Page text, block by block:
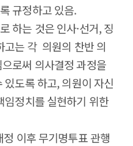
규정하고 있음.
하는 것은 인사·선거, 징
고는 각 의원의 찬반 의
로써 의사결정 과정을
도록 하고, 의원이 자신
임정치를 실현하기 위한
이후 무기명투표 관행